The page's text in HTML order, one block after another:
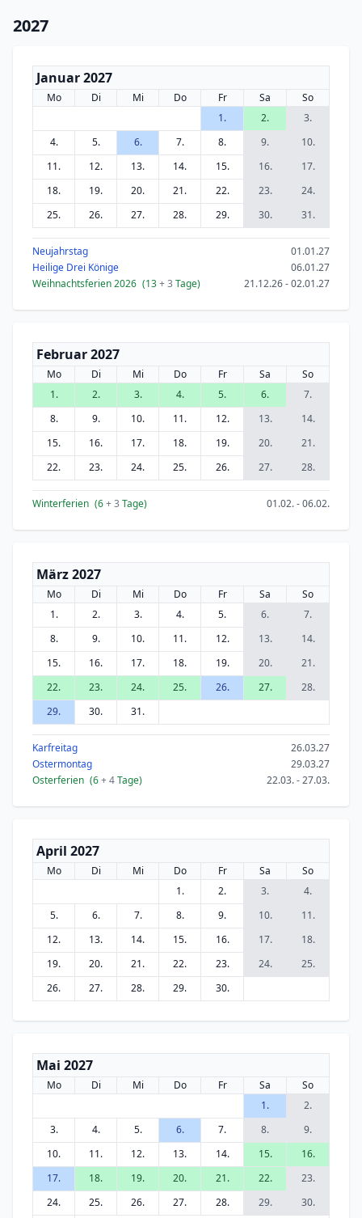
2027
Januar 2027
Mo Di Mi Do Fr Sa
So
1.
2.
3.
4.
5. 6. 7. 8. 9.
10.
11.
12. 13. 14. 15. 16.
17.
18.
19. 20. 21. 22. 23.
24.
25.
26. 27. 28. 29. 30. 31.
Neujahrstag
01.01.27
Heilige Drei Könige
06.01.27
Weihnachtsferien 2026 (13+ 3 Tage) 21.12.26 - 02.01.27
Februar 2027
Mo Di Mi Do Fr Sa
So
1.
2. 3. 4. 5. 6.
7.
8.
9. 10. 11. 12. 13.
14.
15.
16. 17. 18. 19. 20.
21.
22.
23. 24. 25. 26. 27. 28.
Winterferien (6+ 3 Tage) 01.02. - 06.02.
März 2027
Mo Di Mi Do Fr Sa
So
1.
2. 3. 4. 5. 6.
7.
8.
9. 10. 11. 12. 13.
14.
15.
16. 17. 18. 19. 20.
21.
22.
23. 24. 25. 26. 27.
28.
29.
30. 31.
Karfreitag
26.03.27
Ostermontag
29.03.27
Osterferien (6+ 4Tage) 22.03. - 27.03.
April 2027
Mo Di Mi Do Fr Sa
So
1.
2. 3.
4.
5.
6. 7. 8. 9. 10.
11.
12.
13. 14. 15. 16. 17.
18.
19.
20. 21. 22. 23. 24.
25.
26.
27. 28. 29. 30.
Mai 2027
Mo Di Mi Do Fr Sa
So
1.
2.
3.
4. 5. 6. 7. 8.
9.
10.
11. 12. 13. 14. 15.
16.
17.
18. 19. 20. 21. 22.
23.
24.
25. 26. 27. 28. 29. 30.